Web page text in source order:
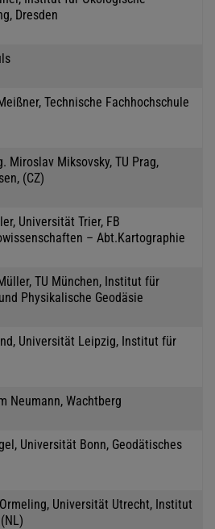
Dresden
Technische Fachhochschule
Miroslav Miksovsky, TU Prag,
(CZ)
Universität Trier, FB
– Abt.Kartographie
TU München, Institut für
Physikalische Geodäsie
Universität Leipzig, Institut für
Neumann, Wachtberg
Universität Bonn, Geodätisches
Universität Utrecht, Institut